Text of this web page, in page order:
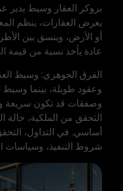
بروكر العقار وسيط يدير
يعرض العقارات، ينظم
أو الأرض، وينسق بين
عادة يأخذ نسبة من قيمة
الفرق الجوهري: وسيط
وعقود طويلة، بينما وسيط
وصفقات قد تكون سريعة
التحقق من الملكية، حالة
أساسي. في التداول،
شروط التنفيذ،